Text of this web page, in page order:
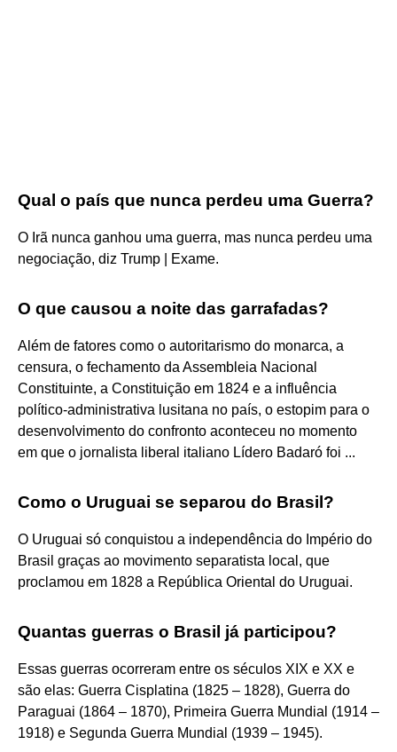
Qual o país que nunca perdeu uma Guerra?
O Irã nunca ganhou uma guerra, mas nunca perdeu uma
negociação, diz Trump | Exame.
O que causou a noite das garrafadas?
Além de fatores como o autoritarismo do monarca, a
censura, o fechamento da Assembleia Nacional
Constituinte, a Constituição em 1824 e a influência
político-administrativa lusitana no país, o estopim para o
desenvolvimento do confronto aconteceu no momento
em que o jornalista liberal italiano Lídero Badaró foi ...
Como o Uruguai se separou do Brasil?
O Uruguai só conquistou a independência do Império do
Brasil graças ao movimento separatista local, que
proclamou em 1828 a República Oriental do Uruguai.
Quantas guerras o Brasil já participou?
Essas guerras ocorreram entre os séculos XIX e XX e
são elas: Guerra Cisplatina (1825 – 1828), Guerra do
Paraguai (1864 – 1870), Primeira Guerra Mundial (1914 –
1918) e Segunda Guerra Mundial (1939 – 1945).